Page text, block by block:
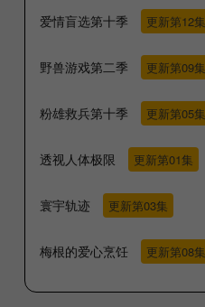
爱情盲选第十季 更新第12集
野兽游戏第二季 更新第09集
粉雄救兵第十季 更新第05集
透视人体极限 更新第01集
寰宇轨迹 更新第03集
梅根的爱心烹饪 更新第08集